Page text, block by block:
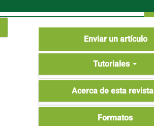
un
artículo
Enviar un artículo
Tutoriales
Acerca de esta revista
Formatos